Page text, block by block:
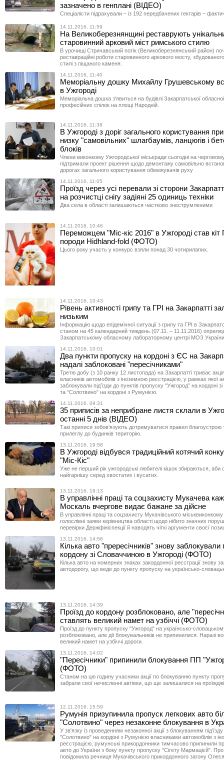
зазначено в генплані (ВІДЕО)
Спеціалісти підрахували – із 192 передбачених гектарів –
14.11.2016, 11:59
На Великоберезнянщині реставрують
старовинний арковий міст римського стилю
В урочищі Стричавський потік (Великоберезнянський район)
реставраційні роботи старовинного аркового мосту,
стилі з піщаного каменя.
14.11.2016, 11:40
Меморіальну дошку Михайлу Грушевському
в Ужгороді
Меморіальна дошка з'явиться на будівлі Закарпатської
професійних спілок на площі Народній.
14.11.2016, 11:38
В Ужгороді з доріг загального користування
низку "самовільних" шлагбаумів, ланцюгів і
блоків
Члени виконкому Ужгородської міськради сьогодні на черговому
підтримали проект рішення щодо демонтажу самовільно
дорогах загального користування обмежувачів руху
14.11.2016, 11:05
Проїзд через усі перевали зі сторони
на розчистці снігу задіяні 25 одиниць техніки
Два села в області залишаються частково знеструмленими
14.11.2016, 10:46
Переможцем "Міс-кіс 2016" в Ужгороді став кіт
породи Hidhland-fold (ФОТО)
Цього року участь у конкурс взяли понад 30 чотирилапих.
14.11.2016, 10:43
Рівень активності грипу та ГРІ на Закарпатті
низьким
Інформацію щодо епідемічної ситуації з грипу та ГРІ в
станом на 45 календарний тиждень (07.11. – 11.11.2016)
Закарпатському обласному лабораторному центрі МОЗ
14.11.2016, 10:01
Два пункти пропуску на кордоні з ЄС на
надалі заблоковані "пересічниками"
Третю добу (з 10 ранку 12 листопада) на Закарпатті триває
власників автомобілів з іноземною реєстрацією, у рамках якої
заблокували під′їзди до пунктів пропуску “Ужгород” на кордоні
та “Солотвино” на кордоні з Румунією.
14.11.2016, 09:31
35 приписів за неприбране листя склали в
останні 5 днів (ВІДЕО)
Такі приписи зобов’язують дотримуватися правил благоустрою
прилеглу до будинків територію.
13.11.2016, 19:58
В Ужгороді відбувся традиційний котячий
"Міс-Кіс"
Уже не перший рік ужгородські любителі кішок збираються, аби
найгарнішу серед хвостатих і вусатих.
13.11.2016, 19:13
В управлінні праці та соцзахисту Мукачева
Москаль вчергове видає бажане за дійсне
В управлінні праці та соцзахисту Мукачівського
голослівні заяви керівництва області щодо нібито значних
перевірки Держфініспекції й наводять чіткі аргументи своєї
13.11.2016, 14:56
Кілька авто "прересічників" знову заблокували
кордону зі Словаччиною в Ужгороді (ФОТО)
Кілька авто на номерних знаках закордонної реєстрації знову
автодорогу, що веде до пункту пропуску на українсько-
13.11.2016, 14:39
Проїзд до кордону розблоковано, але
ставлять великий намет на узбіччі (ФОТО)
Проїзд до пункту пропуску "Ужгород" на українсько-
розблоковано, але дії блокувальників не припинилися. Наразі
великий намет на узбіччі дороги.
13.11.2016, 14:02
"Пересічники" припинили блокування ПП
(ФОТО)
Станом на цю годину учасники акції по блокуванню пункту
забрали свої нечисленні автівки, що ще залишалися на
12.11.2016, 15:59
Румунія призупинила пропуск легкових авто
"Солотвино" через незаконне блокування в
У зв′язку із проведенням незаконної акції з блокуванням
"Солотвино" на кордоні з Румунією власниками автомобілів з
реєстрацією, румунські прикордонники тимчасово припинили
авто до України з боку пункту пропуску "Сігету Мармацієй".
повідомила речниця Мукачівського прикордонного загону